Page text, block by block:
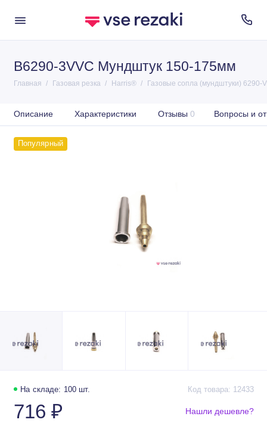
B6290-3VVC Мундштук 150-175мм
Главная Газовая резка Harris® Газовые сопла (мундштуки) 6290-
Описание Характеристики Отзывы 0 Вопросы и
Популярный
На складе: 100 шт. Код товара: 12433
716 ₽ Нашли дешевле?